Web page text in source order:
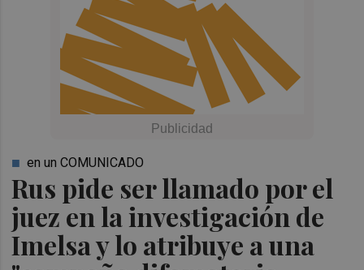
Rus pide ser llamado por el
juez en la investigación de
Imelsa y lo atribuye a una
en un COMUNICADO